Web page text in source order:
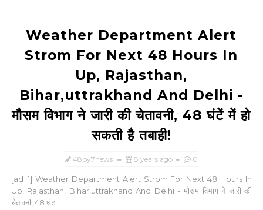
Weather Department Alert
Strom For Next 48 Hours In
Up, Rajasthan,
Bihar,uttrakhand And Delhi -
मौसम विभाग ने जारी की चेतावनी, 48 घंटें में हो
सकती है तबाही!
48by7news 8 years ago 0
[ad_1] Weather Department Alert Strom For Next 48 Hours In
Up, Rajasthan, Bihar,uttrakhand And Delhi - मौसम विभाग ने जारी की
चेतावनी, 48 घंट...